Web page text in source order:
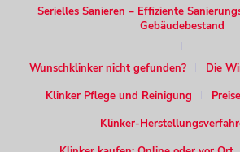
Serielles Sanieren – Effiziente
Gebäudebestand
Wunschklinker nicht gefunden?
Die
Klinker Pflege und Reinigung
Klinker-